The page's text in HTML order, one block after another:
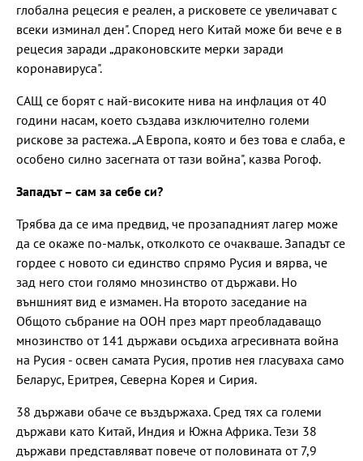
глобална рецесия е реален, а рисковете се увеличават с
всеки изминал ден". Според него Китай може би вече е в
рецесия заради „драконовските мерки заради
коронавируса".
САЩ се борят с най-високите нива на инфлация от 40
години насам, което създава изключително големи
рискове за растежа. „А Европа, която и без това е слаба, е
особено силно засегната от тази война", казва Рогоф.
Западът – сам за себе си?
Трябва да се има предвид, че прозападният лагер може
да се окаже по-малък, отколкото се очакваше. Западът се
гордее с новото си единство спрямо Русия и вярва, че
зад него стои голямо мнозинство от държави. Но
външният вид е измамен. На второто заседание на
Общото събрание на ООН през март преобладаващо
мнозинство от 141 държави осъдиха агресивната война
на Русия - освен самата Русия, против нея гласуваха само
Беларус, Еритрея, Северна Корея и Сирия.
38 държави обаче се въздържаха. Сред тях са големи
държави като Китай, Индия и Южна Африка. Тези 38
държави представляват повече от половината от 7,9